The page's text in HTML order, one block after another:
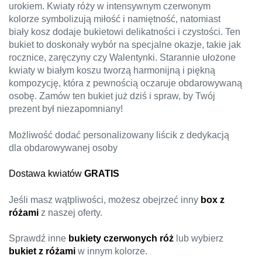
urokiem. Kwiaty róży w intensywnym czerwonym
kolorze symbolizują miłość i namiętność, natomiast
biały kosz dodaje bukietowi delikatności i czystości. Ten
bukiet to doskonały wybór na specjalne okazje, takie jak
rocznice, zaręczyny czy Walentynki. Starannie ułożone
kwiaty w białym koszu tworzą harmonijną i piękną
kompozycję, która z pewnością oczaruje obdarowywaną
osobę. Zamów ten bukiet już dziś i spraw, by Twój
prezent był niezapomniany!
Możliwość dodać personalizowany liścik z dedykacją
dla obdarowywanej osoby
Dostawa kwiatów GRATIS
Jeśli masz wątpliwości, możesz obejrzeć inny box z
różami z naszej oferty.
Sprawdź inne bukiety czerwonych róż lub wybierz
bukiet z różami w innym kolorze.